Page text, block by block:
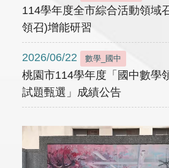
114學年度全市綜合活動領域
領召)增能研習
2026/06/22 數學_國中
桃園市114學年度「國中數學
試題甄選」成績公告